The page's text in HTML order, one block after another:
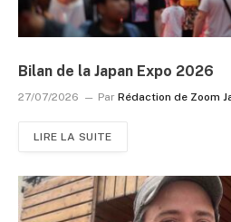
Bilan de la Japan Expo 2026
27/07/2026 Par Rédaction de Zoom
LIRE LA SUITE